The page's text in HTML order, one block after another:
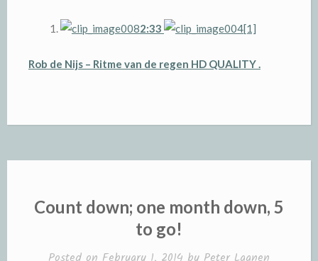
2:33
Rob de Nijs – Ritme van de regen HD QUALITY .
Count down; one month down, 5
to go!